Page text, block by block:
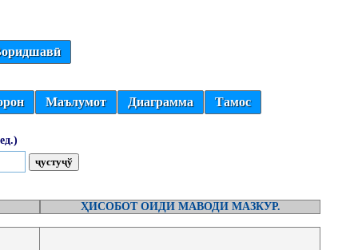
Маълумот Диаграмма Тамос
ҲИСОБОТ ОИДИ МАВОДИ МАЗКУР.